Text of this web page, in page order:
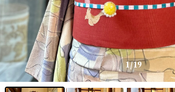
1/19